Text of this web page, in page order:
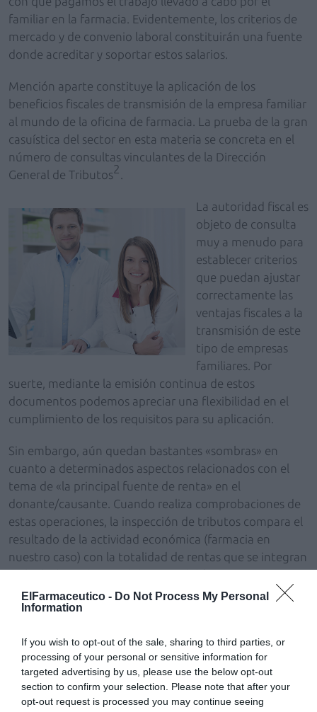
ElFarmaceutico - Do Not Process My Personal
Information
If you wish to opt-out of the sale, sharing to third parties, or
processing of your personal or sensitive information for
targeted advertising by us, please use the below opt-out
section to confirm your selection. Please note that after your
opt-out request is processed you may continue seeing
familiar en la farmacia. Evidentemente, los criterios de
mercado y de convenio laboral constituirán una fuente
donde acreditar y soportar estos salarios.
Mención aparte constituye la aplicación de los
beneficios fiscales de transmisión de la empresa familiar
al mundo de la oficina de farmacia. La prueba de la gran
casuística del sector en esta materia se concreta en el
número de consultas vinculantes de la Dirección
General de Tributos2
La autoridad fiscal es
objeto de consulta
muy a menudo para
establecer criterios
que puedan ajustar
correctamente las
ventajas fiscales a la
transmisión de este
tipo de empresas
familiares. Por
suerte, mediante la emisión continua de estos
documentos podemos apreciar una flexibilidad en el
cumplimiento de los requisitos para su aplicación.
Sin embargo, aún quedan bastantes «sombras» en
cuanto a determinados aspectos relacionados con el
tema de «la principal fuente de renta» en el
donante/causante. Cuando realiza comprobaciones de
estas operaciones, la inspección de tributos compara el
resultado de la actividad económica (farmacia en
nuestro caso) con la totalidad de rentas que se integran
en la declaración anual de renta del farmacéutico,
incluidas las ganancias patrimoniales
conflicto, ya que la «extraordinariedad» de este tipo de
ganancias puede «arruinar» el disfrute de las ventajas
fiscales previstas. Imaginemos, como ejemplo, la venta
de unas acciones o un inmueble, o el reembolso de un